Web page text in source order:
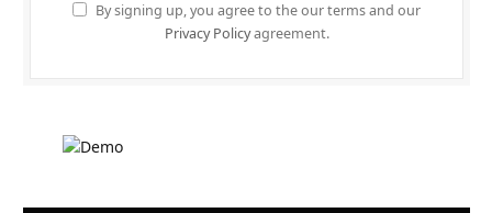
By signing up, you agree to the our terms and our
Privacy Policyagreement.